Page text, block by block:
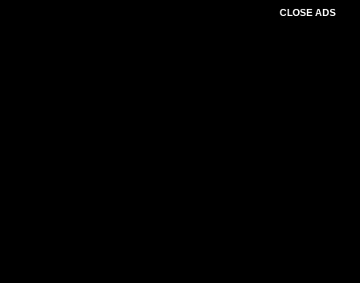
CLOSE ADS